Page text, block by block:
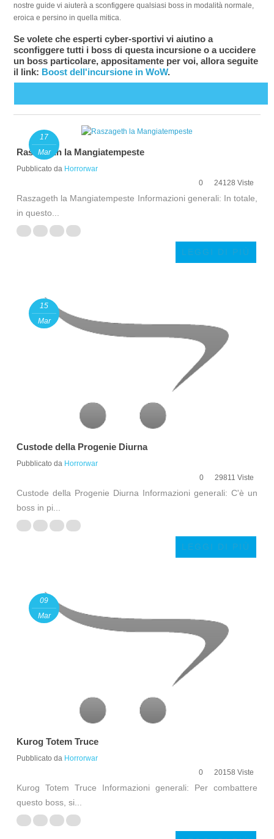
nostre guide vi aiuterà a sconfiggere qualsiasi boss in modalità normale,
eroica e persino in quella mitica.
Se volete che esperti cyber-sportivi vi aiutino a
sconfiggere tutti i boss di questa incursione o a uccidere
un boss particolare, appositamente per voi, allora seguite
il link: Boost dell'incursione in WoW.
17
Mar
Raszageth la Mangiatempeste
Pubblicato da Horrorwar
0
24128 Viste
Raszageth la Mangiatempeste Informazioni generali: In totale,
in questo...
LEGGI DI PIÙ
15
Mar
Custode della Progenie Diurna
Pubblicato da Horrorwar
0
29811 Viste
Custode della Progenie Diurna Informazioni generali: C'è un
boss in pi...
LEGGI DI PIÙ
09
Mar
Kurog Totem Truce
Pubblicato da Horrorwar
0
20158 Viste
Kurog Totem Truce Informazioni generali: Per combattere
questo boss, si...